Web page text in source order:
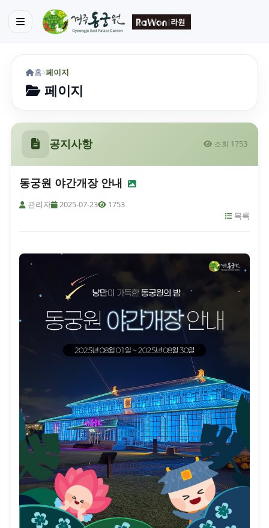
홈 페이지
페이지
공지사항 조회 1753
동궁원 야간개장 안내
관리자 2025-07-23
1753
목록